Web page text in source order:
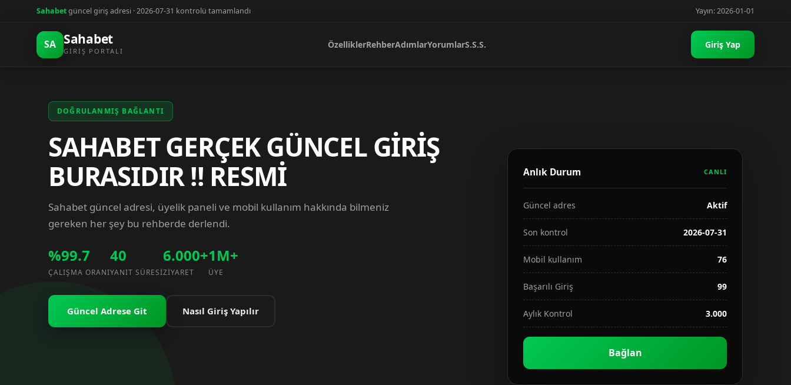
Sahabetgüncel giriş adresi · 2026-07-31 kontrolü tamamlandı Yayın: 2026-01-01
SA Sahabet
GIRIŞ PORTALI
ÖzelliklerRehberAdımlarYorumlarS.S.S. Giriş Yap
DOĞRULANMIŞ BAĞLANTI
SAHABET GERÇEK GÜNCEL GİRİŞ
BURASIDIR !! RESMİ
Sahabet güncel adresi, üyelik paneli ve mobil kullanım hakkında bilmeniz
gereken her şey bu rehberde derlendi.
%99.7
ÇALIŞMA ORANI
40
YANIT SÜRESI
6.000+
ZIYARET
1M+
ÜYE
Güncel Adrese Git Nasıl Giriş Yapılır
Anlık Durum CANLI
Güncel adres Aktif
Son kontrol 2026-07-31
Mobil kullanım 76
Başarılı Giriş 99
Aylık Kontrol 3.000
Bağlan